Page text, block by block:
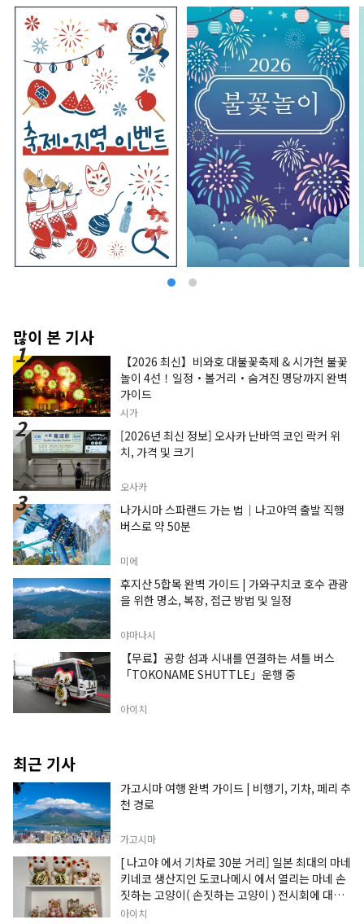
많이 본 기사
【2026 최신】비와호 대불꽃축제 & 시가현 불꽃
놀이 4선！일정・볼거리・숨겨진 명당까지 완벽
가이드
시가
[2026년 최신 정보] 오사카 난바역 코인 락커 위
치, 가격 및 크기
오사카
나가시마 스파랜드 가는 법｜나고야역 출발 직행
버스로 약 50분
미에
후지산 5합목 완벽 가이드 | 가와구치코 호수 관광
을 위한 명소, 복장, 접근 방법 및 일정
야마나시
【무료】공항 섬과 시내를 연결하는 셔틀 버스
「TOKONAME SHUTTLE」운행 중
아이치
최근 기사
가고시마 여행 완벽 가이드 | 비행기, 기차, 페리 추
천 경로
가고시마
[ 나고야 에서 기차로 30분 거리] 일본 최대의 마네
키네코 생산지인 도코나메시 에서 열리는 마네 손
짓하는 고양이( 손짓하는 고양이 ) 전시회에 대한
정보입니다.
아이치